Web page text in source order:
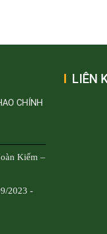
CHÍNH
Kiếm –
2023 -
LIÊN